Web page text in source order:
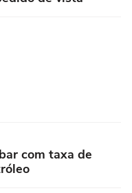
com taxa de